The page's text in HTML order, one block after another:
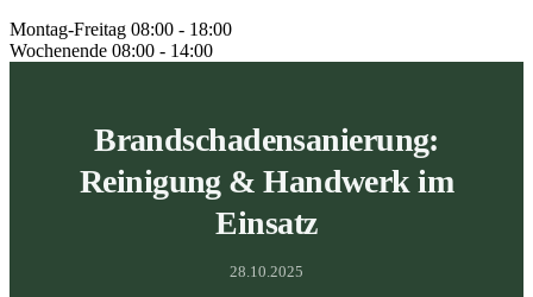
Montag-Freitag 08:00 - 18:00
Wochenende 08:00 - 14:00
Brandschadensanierung:
Reinigung & Handwerk im
Einsatz
28.10.2025